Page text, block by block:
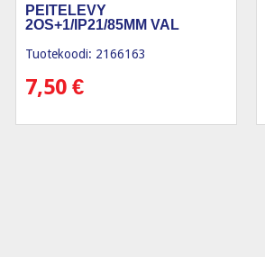
PEITELEVY
2OS+1/IP21/85MM VAL
Tuotekoodi: 2166163
7,50€